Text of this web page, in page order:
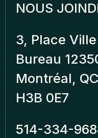
NOUS
3, Place
Bureau
Montréal, QC
H3B 0E7
514-334-